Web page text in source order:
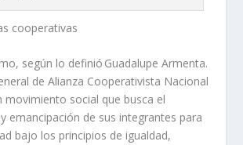
cooperativas
según lo definió Guadalupe Armenta.
de Alianza Cooperativista Nacional
movimiento social que busca el
emancipación de sus integrantes para
bajo los principios de igualdad,